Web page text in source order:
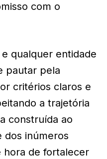
com o
qualquer entidade
pautar pela
critérios claros e
a trajetória
construída ao
dos inúmeros
hora de fortalecer